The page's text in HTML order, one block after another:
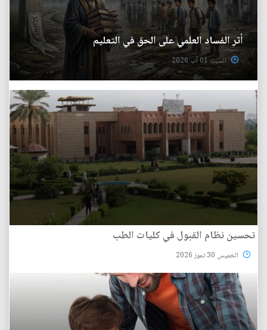
أثر الفساد العلمي على الحق في التعليم
السبت 01 آب 2026
تحسين نظام القبول في كليات الطب
الخميس 30 تموز 2026